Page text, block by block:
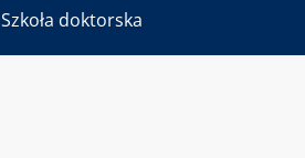
Szkoła doktorska